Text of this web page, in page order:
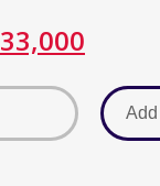
33,000